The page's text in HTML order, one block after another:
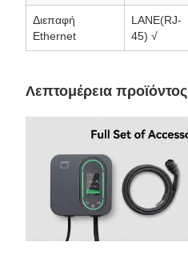
Διεπαφή
Ethernet
LANE(RJ-
45) √
Λεπτομέρεια προϊόντος